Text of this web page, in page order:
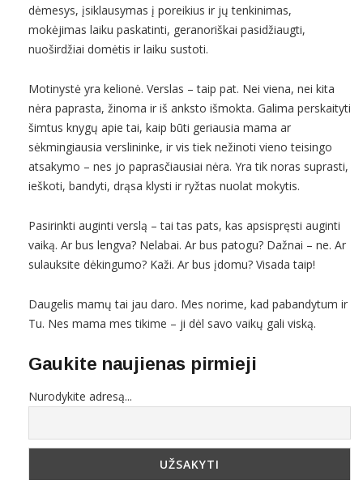
dėmesys, įsiklausymas į poreikius ir jų tenkinimas,
mokėjimas laiku paskatinti, geranoriškai pasidžiaugti,
nuoširdžiai domėtis ir laiku sustoti.
Motinystė yra kelionė. Verslas – taip pat. Nei viena, nei kita
nėra paprasta, žinoma ir iš anksto išmokta. Galima perskaityti
šimtus knygų apie tai, kaip būti geriausia mama ar
sėkmingiausia verslininke, ir vis tiek nežinoti vieno teisingo
atsakymo – nes jo paprasčiausiai nėra. Yra tik noras suprasti,
ieškoti, bandyti, drąsa klysti ir ryžtas nuolat mokytis.
Pasirinkti auginti verslą – tai tas pats, kas apsispręsti auginti
vaiką. Ar bus lengva? Nelabai. Ar bus patogu? Dažnai – ne. Ar
sulauksite dėkingumo? Kaži. Ar bus įdomu? Visada taip!
Daugelis mamų tai jau daro. Mes norime, kad pabandytum ir
Tu. Nes mama mes tikime – ji dėl savo vaikų gali viską.
Gaukite naujienas pirmieji
Nurodykite adresą...